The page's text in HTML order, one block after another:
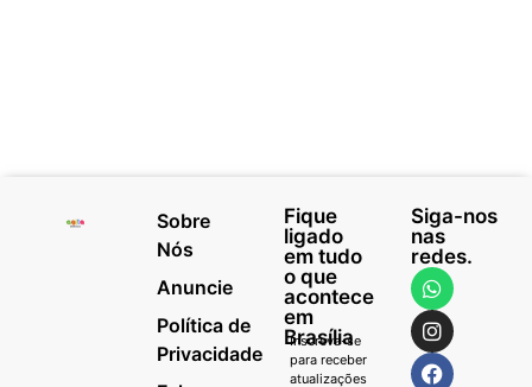
Sobre
Nós
Anuncie
Política de
Privacidade
Fique
ligado
em tudo
o que
acontece
em
Brasília
Inscreva-se
para receber
atualizações
Siga-nos
nas
redes.